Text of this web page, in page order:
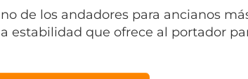
de los andadores para ancianos
estabilidad que ofrece al portador